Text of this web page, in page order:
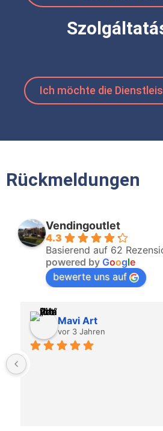
Ich möchte die
Rückmeldungen
Vendingoutlet
4.3
Basierend auf 62
powered by Google
bewerte uns auf
Mavi Art
vor 3 Jahren